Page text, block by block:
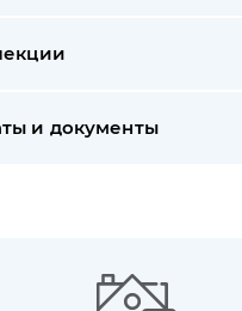
и документы